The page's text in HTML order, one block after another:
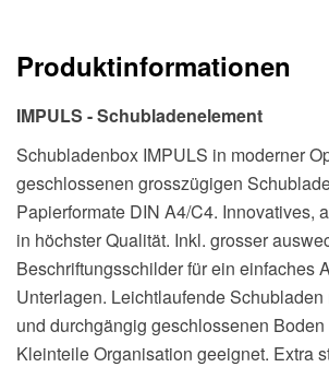
Schubladen
Produktinformationen
IMPULS - Schubladenelement
Schubladenbox IMPULS in moderner
geschlossenen grosszügigen
Papierformate DIN A4/C4. Innovatives,
in höchster Qualität. Inkl. grosser
Beschriftungsschilder für ein einfaches
Unterlagen. Leichtlaufende
und durchgängig geschlossenen
Kleinteile Organisation geeignet. Extra